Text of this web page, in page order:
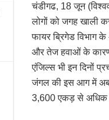
चंडीगढ, 18 जून
लोगों को जगह खाली
फायर ब्रिगेड विभाग के
और तेज हवाओं के
एंजिल्स भी इन दिनों
जंगल की इस आग में
3,600 एकड़ से अधिक